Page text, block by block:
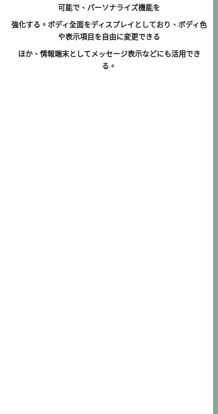
可能で、パーソナライズ機能を
強化する。ボディ全面をディスプレイとしており、ボディ色
や表示項目を自由に変更できる
ほか、情報端末としてメッセージ表示などにも活用でき
る。